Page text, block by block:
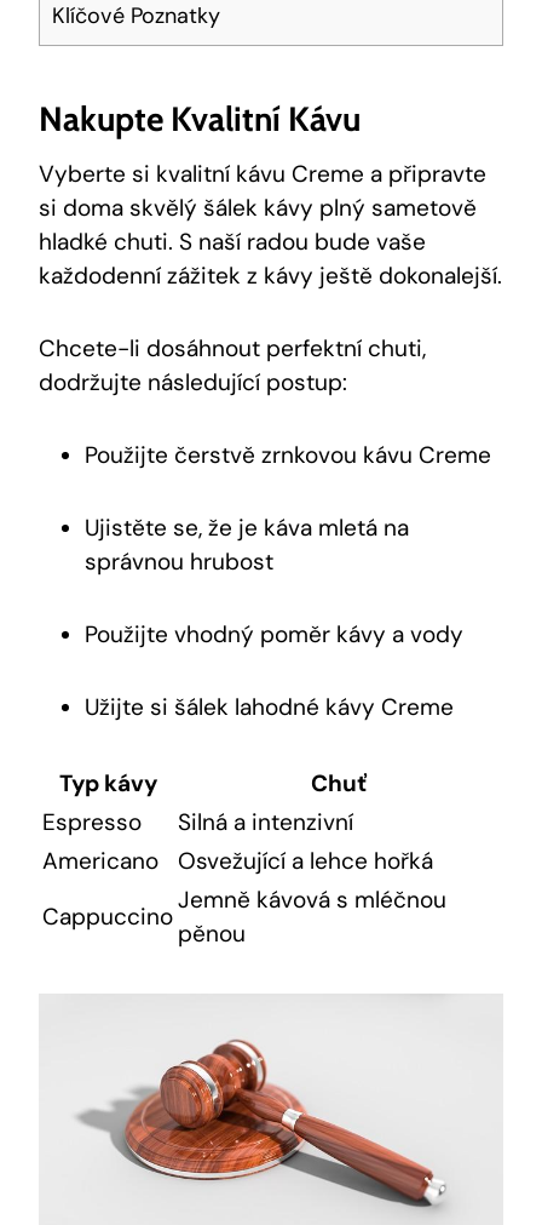
Klíčové Poznatky
Nakupte Kvalitní Kávu
Vyberte si kvalitní kávu Creme a připravte
si doma skvělý šálek kávy plný sametově
hladké chuti. S naší radou bude vaše
každodenní zážitek z kávy ještě dokonalejší.
Chcete-li dosáhnout perfektní chuti,
dodržujte následující postup:
Použijte čerstvě zrnkovou kávu Creme
Ujistěte se, že je káva mletá na
správnou hrubost
Použijte vhodný poměr kávy a vody
Užijte si šálek lahodné kávy Creme
Typ kávy
Chuť
Espresso
Silná a intenzivní
Americano
Osvežující a lehce hořká
Cappuccino
Jemně kávová s mléčnou
pěnou